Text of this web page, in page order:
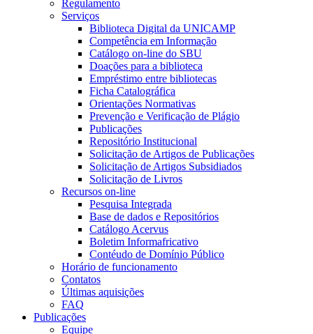
Regulamento
Serviços
Biblioteca Digital da UNICAMP
Competência em Informação
Catálogo on-line do SBU
Doações para a biblioteca
Empréstimo entre bibliotecas
Ficha Catalográfica
Orientações Normativas
Prevenção e Verificação de Plágio
Publicações
Repositório Institucional
Solicitação de Artigos de Publicações
Solicitação de Artigos Subsidiados
Solicitação de Livros
Recursos on-line
Pesquisa Integrada
Base de dados e Repositórios
Catálogo Acervus
Boletim Informafricativo
Contéudo de Domínio Público
Horário de funcionamento
Contatos
Últimas aquisições
FAQ
Publicações
Equipe